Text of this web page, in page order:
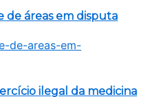
áreas em disputa
ilegal da medicina